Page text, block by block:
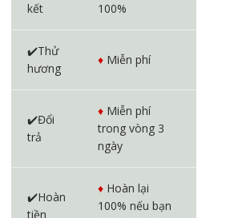
kết
100%
✔️Thử
hương
♦️ Miễn phí
✔️Đổi
trả
♦️ Miễn phí
trong vòng 3
ngày
✔️Hoàn
tiền
♦️ Hoàn lại
100% nếu bạn